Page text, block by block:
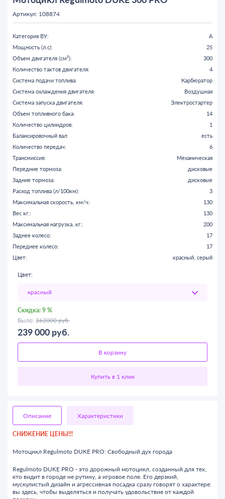
Артикул: 108874
Категория ВУ:
A
Мощность (л.с):
25
Объем двигателя (см³):
300
Количество тактов двигателя:
4
Система подачи топлива:
Карбюратор
Система охлаждения двигателя:
Воздушная
Система запуска двигателя:
Электростартер
Объем топливного бака:
14
Количество цилиндров:
1
Балансировочный вал:
есть
Количество передач:
6
Трансмиссия:
Механическая
Передние тормоза:
дисковые
Задние тормоза:
дисковые
Расход топлива (л/100км):
3
Максимальная скорость, км/ч:
130
Вес кг.:
130
Максимальная нагрузка, кг.:
200
Заднее колесо:
17
Переднее колесо:
17
Цвет:
красный, серый
Цвет:
Скидка: 9 %
Было: 262000 руб.
239 000 руб.
В корзину
Описание Характеристики
СНИЖЕНИЕ ЦЕНЫ!!!
Мотоцикл Regulmoto DUKE PRO: Свободный дух города
Regulmoto DUKE PRO - это дорожный мотоцикл, созданный для тех,
кто видит в городе не рутину, а игровое поле. Его дерзкий,
мускулистый дизайн и агрессивная посадка сразу говорят о характере:
вы здесь, чтобы выделяться и получать удовольствие от каждой